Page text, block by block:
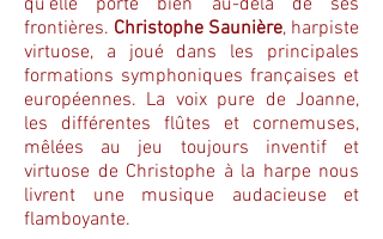
qu’elle porte bien au-delà de ses
frontières. Christophe Saunière, harpiste
virtuose, a joué dans les principales
formations symphoniques françaises et
européennes. La voix pure de Joanne,
les différentes flûtes et cornemuses,
mêlées au jeu toujours inventif et
virtuose de Christophe à la harpe nous
livrent une musique audacieuse et
flamboyante.